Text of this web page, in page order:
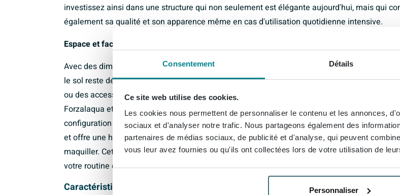
Consentement Détails
Ce site web utilise des cookies.
Les cookies nous permettent de personnaliser le contenu et les annonces,
sociaux et d'analyser notre trafic. Nous partageons également des
partenaires de médias sociaux, de publicité et d'analyse, qui peuvent
vous leur avez fournies ou qu'ils ont collectées lors de votre utilisation de
Personnaliser
investissez ainsi dans une structure qui non seulement est élégante aujourd'hui, mais qui
également sa qualité et son apparence même en cas d'utilisation quotidienne intensive.
Espace et facilité d'utilisation sous le lavabo
Avec des dimensions de 120x80x51 cm, le cadre offre beaucoup d'espace pratique. Sous le
le sol reste dégagé, ce qui permet de nettoyer facilement et éventuellement de placer des
ou des accessoires. La construction est conçue pour supporter de manière fiable les lavabos
Forzalaqua et les plateaux en pierre naturelle, afin que vous puissiez choisir sans souci une
configuration généreuse ou un double point d'eau. La hauteur est agréable pour un usage
et offre une hauteur de travail confortable pour se brosser les dents, se laver les mains ou se
maquiller. Cette structure combine ainsi une apparence élégante avec un confort
votre routine quotidienne.
Caractéristiques :